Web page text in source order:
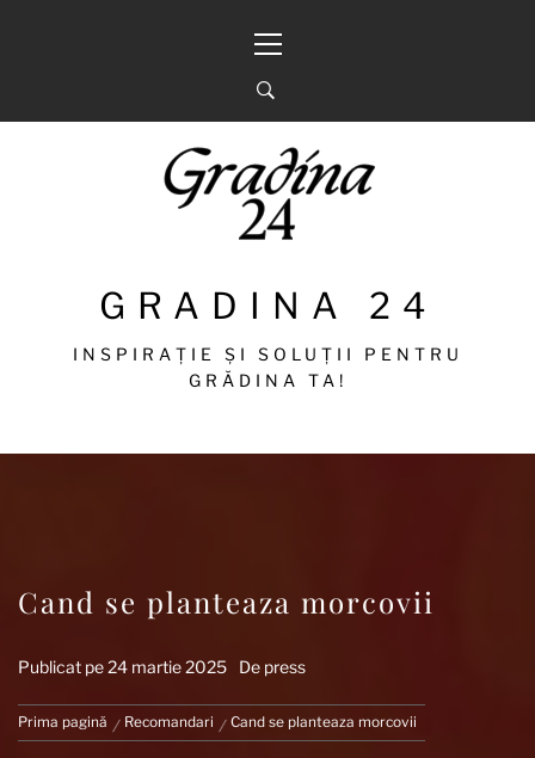
principal
GRADINA 24
INSPIRAȚIE ȘI SOLUȚII PENTRU
GRĂDINA TA!
Cand se planteaza morcovii
Publicat pe24 martie 2025 De press
Prima pagină Recomandari Cand se planteaza morcovii